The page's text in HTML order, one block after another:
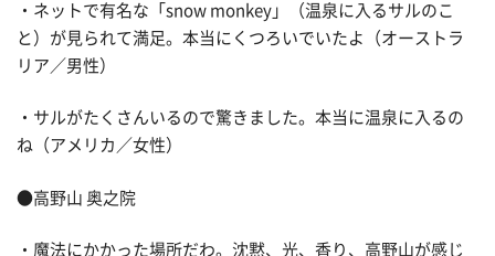
・ネットで有名な「snow monkey」（温泉に入るサルのこ
と）が見られて満足。本当にくつろいでいたよ（オーストラ
リア／男性）
・サルがたくさんいるので驚きました。本当に温泉に入るの
ね（アメリカ／女性）
●高野山 奥之院
・魔法にかかった場所だわ。沈黙、光、香り、高野山が感じ